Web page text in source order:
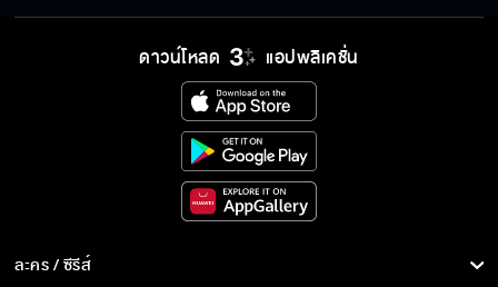
มันไม่ใช่เวลามาฮา
ดาวน์โหลด แอปพลิเคชั่น
ละคร / ซีรีส์